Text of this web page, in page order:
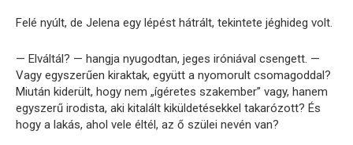
Felé nyúlt, de Jelena egy lépést hátrált, tekintete jéghideg volt.
— Elváltál? — hangja nyugodtan, jeges iróniával csengett. —
Vagy egyszerűen kiraktak, együtt a nyomorult csomagoddal?
Miután kiderült, hogy nem „ígéretes szakember” vagy, hanem
egyszerű irodista, aki kitalált kiküldetésekkel takarózott? És
hogy a lakás, ahol vele éltél, az ő szülei nevén van?